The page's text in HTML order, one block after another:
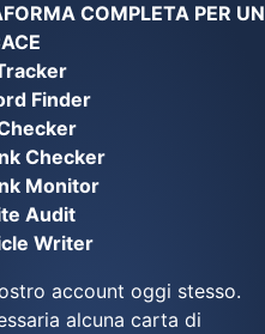
COMPLETA PER UN
Finder
Checker
Monitor
Audit
Writer
account oggi stesso.
alcuna carta di